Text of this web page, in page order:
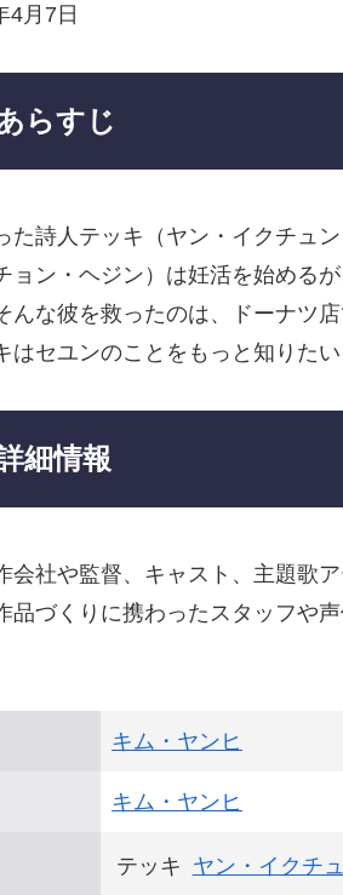
4月7日
らすじ
た詩人テッキ（ヤン・イクチュ
ョン・ヘジン）は妊活を始める
んな彼を救ったのは、ドーナツ
はセユンのことをもっと知りた
細情報
会社や監督、キャスト、主題歌
品づくりに携わったスタッフや
キム・ヤンヒ
キム・ヤンヒ
テッキ ヤン・イクチ